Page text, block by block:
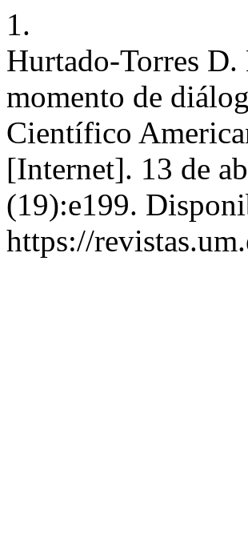
1.
Hurtado-Torres
momento de
Científico
[Internet]. 13 de
(19):e199.
https://